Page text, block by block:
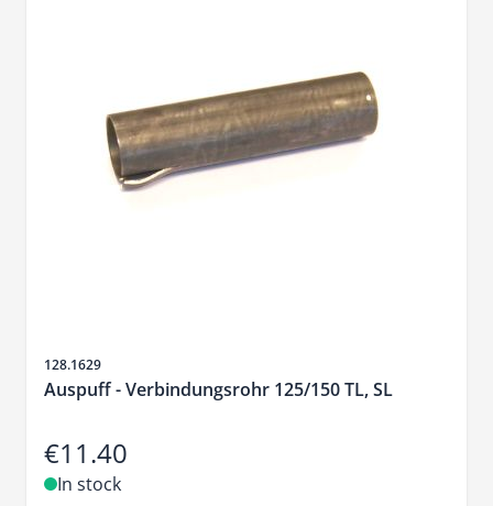
Sku
128.1629
Auspuff - Verbindungsrohr 125/150 TL, SL
€11.40
In stock